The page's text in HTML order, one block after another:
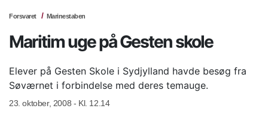
Forsvaret Marinestaben
Maritim uge på Gesten skole
Elever på Gesten Skole i Sydjylland havde besøg fra
Søværnet i forbindelse med deres temauge.
23. oktober, 2008 - Kl. 12.14